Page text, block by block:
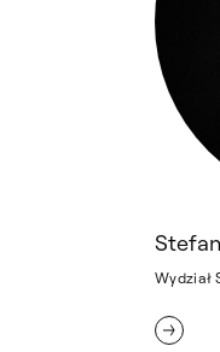
Wydział